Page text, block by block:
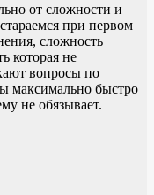
от сложности и
при первом
сложность
которая не
вопросы по
максимально быстро
не обязывает.